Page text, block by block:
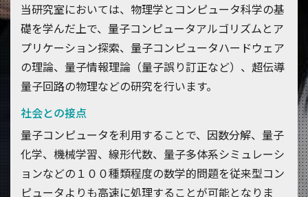
当研究室においては、物理学とコンピュータ科学の基
礎を学んだ上で、量子コンピュータアルゴリズムとア
プリケーション探索、量子コンピュータハードウェア
の理論、量子情報理論（量子誤り訂正など）、超伝導
量子回路の物理などの研究を行います。
社会との接点
量子コンピュータを利用することで、因数分解、量子
化学、機械学習、線形代数、量子多体系シミュレーシ
ョンなどの１００種類程度の数学的問題を従来型コン
ピュータよりも高速に処理することが可能となりま